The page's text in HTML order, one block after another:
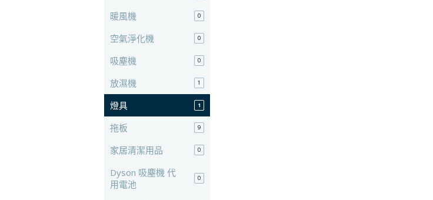
暖風機 0
空氣淨化機 0
吸塵機 0
放濕機 1
燈具 1
拖板 9
家居清潔用品 0
Dyson 吸塵機 代
用電池
0